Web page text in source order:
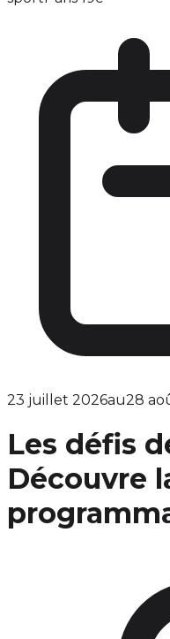
23 juillet 2026au28
Les défis
Découvre